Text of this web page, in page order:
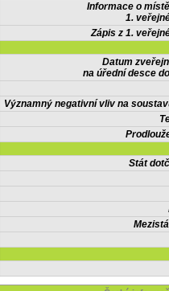
Informace o
1.
Zápis z 1.
Datum
na úřední desce
Významný negativní vliv na
Stát